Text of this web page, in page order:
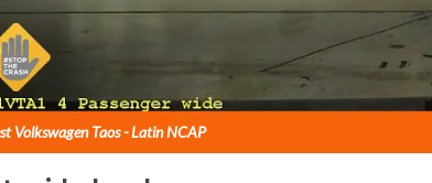
Volkswagen Taos - Latin NCAP